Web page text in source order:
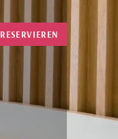
RESERVIEREN